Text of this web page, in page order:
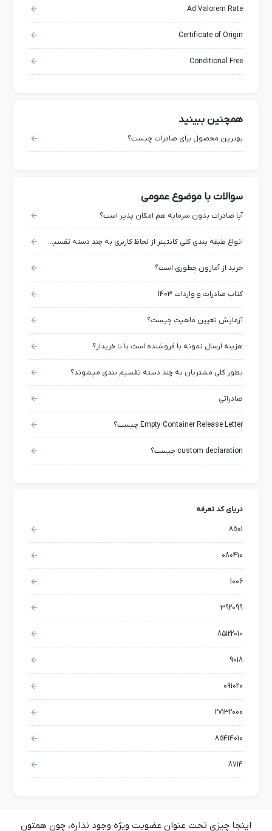
Ad Valorem Rate
Certificate of Origin
Conditional Free
همچنین ببینید
بهترین محصول برای صادرات چیست؟
سوالات با موضوع عمومی
آیا صادرات بدون سرمایه هم امکان پذیر است؟
انواع طبقه بندی کلی کانتینر از لحاظ کاربری به چند دسته تقسیم میشوند؟
خرید از آمازون چطوری است؟
کتاب صادرات و واردات 1403
آزمایش تعیین ماهیت چیست؟
هزینه ارسال نمونه با فروشنده است یا با خریدار؟
بطور کلی مشتریان به چند دسته تقسیم بندی میشوند؟
صادراتی
Empty Container Release Letter چیست؟
custom declaration چیست؟
دریای کد تعرفه
8501
080410
1006
392099
85122010
9018
091020
27132000
85414010
8714
اینجا چیزی تحت عنوان عضویت ویژه وجود نداره، چون همتون